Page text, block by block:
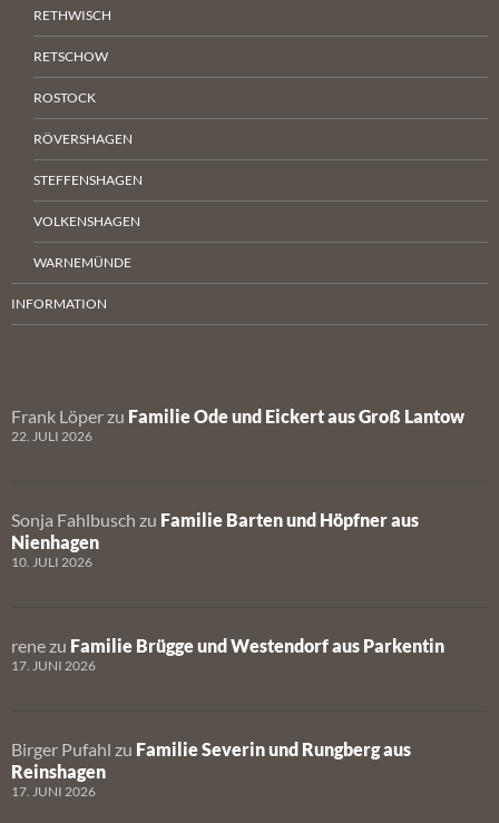
RETHWISCH
RETSCHOW
ROSTOCK
RÖVERSHAGEN
STEFFENSHAGEN
VOLKENSHAGEN
WARNEMÜNDE
INFORMATION
Frank Löper zu Familie Ode und Eickert aus Groß Lantow
22. JULI 2026
Sonja Fahlbusch zu Familie Barten und Höpfner aus
Nienhagen
10. JULI 2026
rene zu Familie Brügge und Westendorf aus Parkentin
17. JUNI 2026
Birger Pufahl zu Familie Severin und Rungberg aus
Reinshagen
17. JUNI 2026